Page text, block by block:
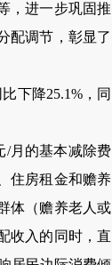
，进一步巩固推
配调节，彰显了
下降25.1%，同
月的基本减除费
住房租金和赡养
体（赡养老人或
收入的同时，直